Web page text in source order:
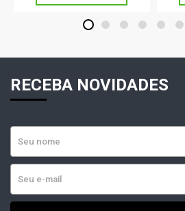
SANTANA GLS SEDAN 1.8 8V AP
SANTANA EXECUTIVO SEDAN 2.0
SANTANA GL SEDAN 2.0 8V AP
1 2 3 4 5 6
RECEBA NOVIDADES